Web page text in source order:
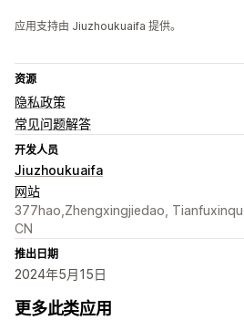
应用支持由 Jiuzhoukuaifa 提供。
资源
隐私政策
常见问题解答
开发人员
Jiuzhoukuaifa
网站
377hao,Zhengxingjiedao,
CN
推出日期
2024年5月15日
更多此类应用